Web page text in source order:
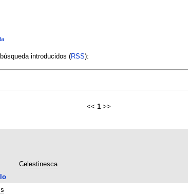
introducidos (RSS):
<< 1 >>
Celestinesca